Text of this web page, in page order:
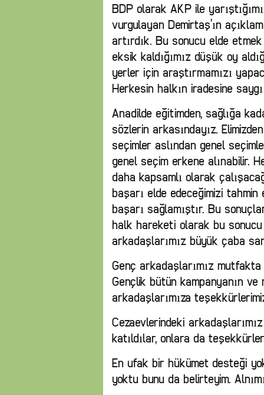
BDP olarak AKP ile
vurgulayan Demirtaş’ın
artırdık. Bu sonucu elde
eksik kaldığımız düşük oy
yerler için araştırmamızı
Herkesin halkın iradesine
Anadilde eğitimden, sağlığa
sözlerin arkasındayız.
seçimler aslından genel
genel seçim erkene alınabilir.
daha kapsamlı olarak
başarı elde edeceğimizi
başarı sağlamıştır. Bu
halk hareketi olarak bu
arkadaşlarımız büyük çaba
Genç arkadaşlarımız
Gençlik bütün kampanyanın
arkadaşlarımıza
Cezaevlerindeki
katıldılar, onlara da
En ufak bir hükümet desteği
yoktu bunu da belirteyim.